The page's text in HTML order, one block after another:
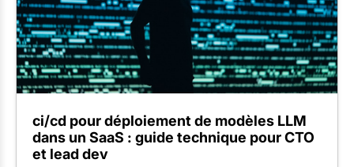
ci/cd pour déploiement de modèles LLM
dans un SaaS : guide technique pour CTO
et lead dev